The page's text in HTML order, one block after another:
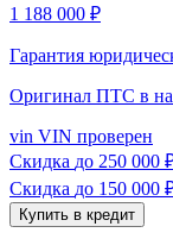
1 188 000 ₽
Гарантия
Оригинал ПТС в
vin VIN проверен
Скидка до 250 000
Скидка до 150 000
Купить в кредит